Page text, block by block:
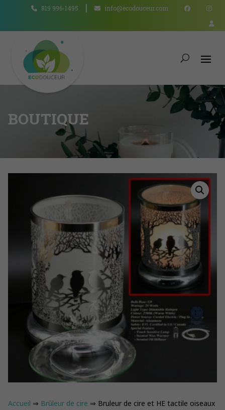
819 996-1495 info@ecodouceur.com
BOUTIQUE
Accueil ⇒ Brûleur de cire ⇒ Bruleur de cire et HE tactile oiseaux